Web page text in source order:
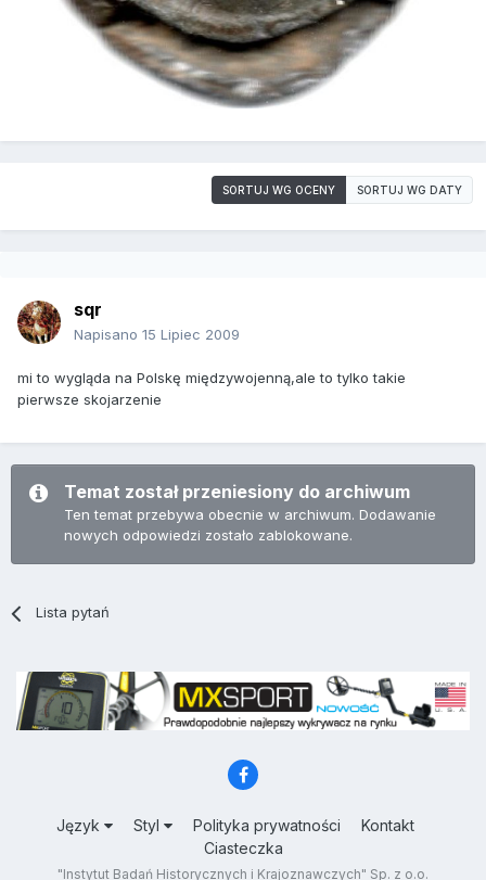
SORTUJ WG OCENY SORTUJ WG DATY
sqr
Napisano 15 Lipiec 2009
mi to wygląda na Polskę międzywojenną,ale to tylko takie
pierwsze skojarzenie
Temat został przeniesiony do archiwum
Ten temat przebywa obecnie w archiwum. Dodawanie
nowych odpowiedzi zostało zablokowane.
Lista pytań
Język Styl Polityka prywatności
Kontakt
Ciasteczka
"Instytut Badań Historycznych i Krajoznawczych" Sp. z o.o.